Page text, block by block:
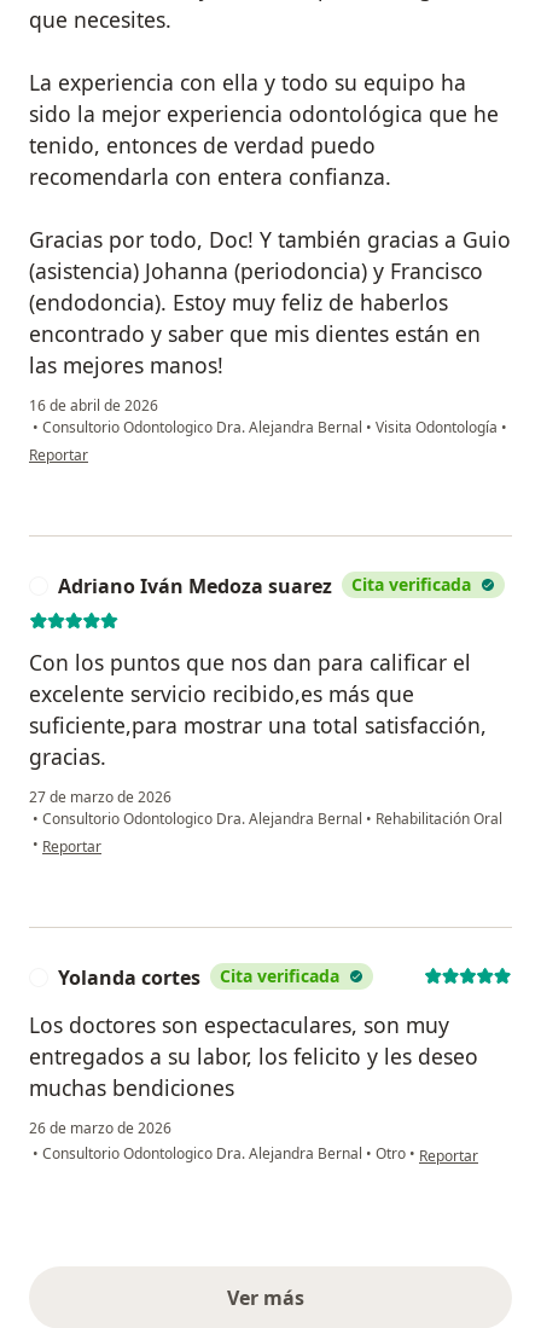
que necesites.
La experiencia con ella y todo su equipo ha
sido la mejor experiencia odontológica que he
tenido, entonces de verdad puedo
recomendarla con entera confianza.
Gracias por todo, Doc! Y también gracias a Guio
(asistencia) Johanna (periodoncia) y Francisco
(endodoncia). Estoy muy feliz de haberlos
encontrado y saber que mis dientes están en
las mejores manos!
16 de abril de 2026
• Consultorio Odontologico Dra. Alejandra Bernal • Visita Odontología •
en opinión del usuario Valentina
Reportar
Adriano Iván Medoza suarez Cita verificada
Con los puntos que nos dan para calificar el
excelente servicio recibido,es más que
suficiente,para mostrar una total satisfacción,
gracias.
27 de marzo de 2026
• Consultorio Odontologico Dra. Alejandra Bernal • Rehabilitación Oral
• en opinión del usuario Adriano Iván Medoza suarez
Reportar
Yolanda cortes Cita verificada
Los doctores son espectaculares, son muy
entregados a su labor, los felicito y les deseo
muchas bendiciones
26 de marzo de 2026
• Consultorio Odontologico Dra. Alejandra Bernal • Otro • en opinión del
Reportar
Ver másopiniones anteriores